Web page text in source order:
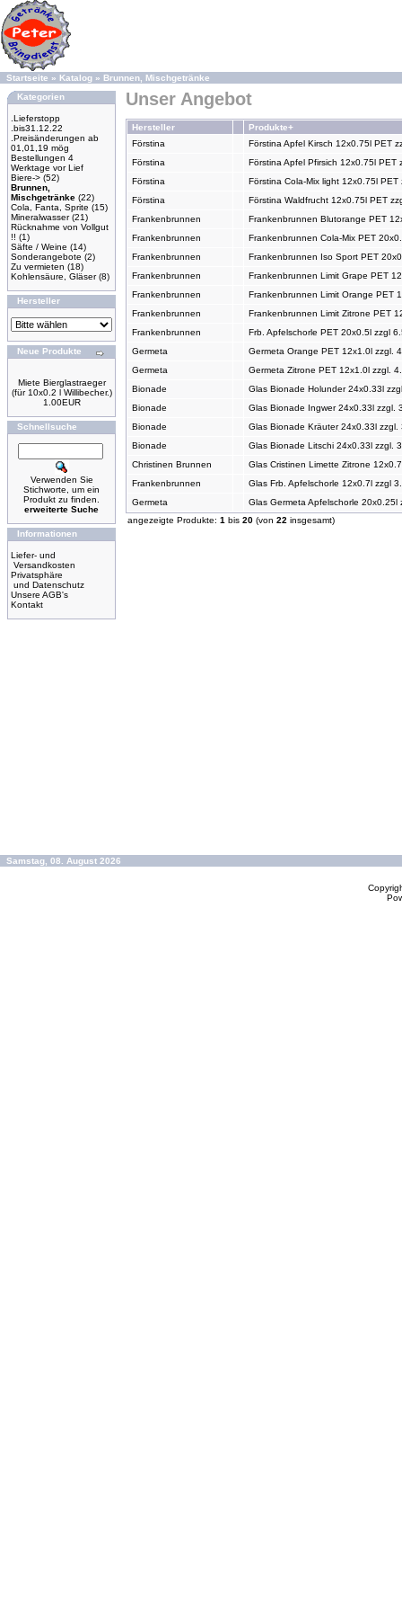
Startseite » Katalog » Brunnen, Mischgetränke
Kategorien
.Lieferstopp
.bis31.12.22
.Preisänderungen ab
01,01,19 mög
Bestellungen 4
Werktage vor Lief
Biere-> (52)
Brunnen,
Mischgetränke (22)
Cola, Fanta, Sprite (15)
Mineralwasser(21)
Rücknahme von Vollgut
!! (1)
Säfte / Weine (14)
Sonderangebote (2)
Zu vermieten (18)
Kohlensäure, Gläser(8)
Hersteller
Neue Produkte
Miete Bierglastraeger
(für 10x0.2 l Willibecher.)
1.00EUR
Schnellsuche
Verwenden Sie
Stichworte, um ein
Produkt zu finden.
erweiterte Suche
Informationen
Liefer- und
Versandkosten
Privatsphäre
und Datenschutz
Unsere AGB's
Kontakt
Unser Angebot
Hersteller
Produkte+
Förstina
Förstina Apfel Kirsch 12x0.75l PET
Förstina
Förstina Apfel Pfirsich 12x0.75l
Förstina
Förstina Cola-Mix light 12x0.75l
Förstina
Förstina Waldfrucht 12x0.75l PET
Frankenbrunnen
Frankenbrunnen Blutorange PET
Frankenbrunnen
Frankenbrunnen Cola-Mix PET
Frankenbrunnen
Frankenbrunnen Iso Sport PET
Frankenbrunnen
Frankenbrunnen Limit Grape PET
Frankenbrunnen
Frankenbrunnen Limit Orange PET
Frankenbrunnen
Frankenbrunnen Limit Zitrone PET
Frankenbrunnen
Frb. Apfelschorle PET 20x0.5l zzgl
Germeta
Germeta Orange PET 12x1.0l zzgl.
Germeta
Germeta Zitrone PET 12x1.0l zzgl.
Bionade
Glas Bionade Holunder 24x0.33l
Bionade
Glas Bionade Ingwer 24x0.33l zzgl.
Bionade
Glas Bionade Kräuter 24x0.33l
Bionade
Glas Bionade Litschi 24x0.33l zzgl.
Christinen Brunnen
Glas Cristinen Limette Zitrone
Frankenbrunnen
Glas Frb. Apfelschorle 12x0.7l zzgl
Germeta
Glas Germeta Apfelschorle
angezeigte Produkte: 1 bis 20 (von 22 insgesamt)
Samstag, 08. August 2026